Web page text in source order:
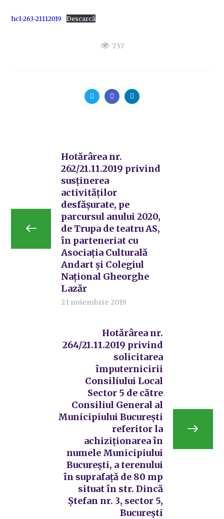
hcl-263-21112019 Descarcă
737
Hotărârea nr.
262/21.11.2019 privind
susținerea
activităților
desfășurate, pe
parcursul anului 2020,
de Trupa de teatru AS,
în parteneriat cu
Asociația Culturală
Andart și Colegiul
Național Gheorghe
Lazăr
21 noiembrie 2019
Hotărârea nr.
264/21.11.2019 privind
solicitarea
împuternicirii
Consiliului Local
Sector 5 de către
Consiliul General al
Municipiului București
referitor la
achiziționarea în
numele Municipiului
București, a terenului
în suprafață de 80 mp
situat în str. Dincă
Ștefan nr. 3, sector 5,
București